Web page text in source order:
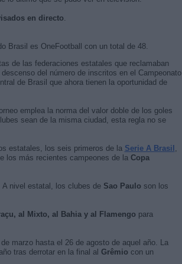
en directo.
Brasil es OneFootball con un total de 48.
de las federaciones estatales que reclamaban
del número de inscritos en el Campeonato
de Brasil que ahora tienen la oportunidad de
emplea la norma del valor doble de los goles
sean de la misma ciudad, esta regla no se
estatales, los seis primeros de la Serie A Brasil ,
los más recientes campeones de la Copa
A nivel estatal, los clubes de Sao Paulo son los
al Mixto, al Bahia y al Flamengo para
marzo hasta el 26 de agosto de aquel año. La
tras derrotar en la final al Grêmio con un